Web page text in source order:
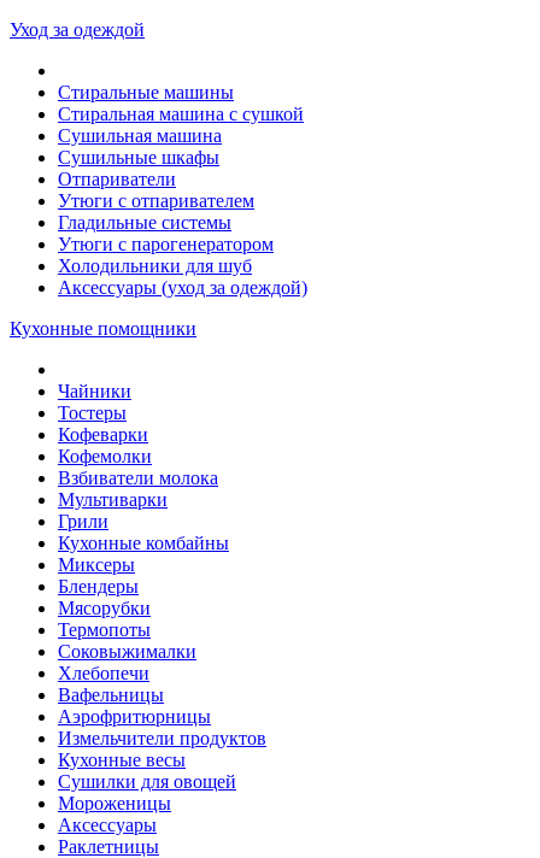
Уход за одеждой
Стиральные машины
Стиральная машина с сушкой
Сушильная машина
Сушильные шкафы
Отпариватели
Утюги с отпаривателем
Гладильные системы
Утюги с парогенератором
Холодильники для шуб
Аксессуары (уход за одеждой)
Кухонные помощники
Чайники
Тостеры
Кофеварки
Кофемолки
Взбиватели молока
Мультиварки
Грили
Кухонные комбайны
Mиксеры
Блендеры
Мясорубки
Термопоты
Соковыжималки
Хлебопечи
Вафельницы
Аэрофритюрницы
Измельчители продуктов
Кухонные весы
Сушилки для овощей
Мороженицы
Аксессуары
Раклетницы